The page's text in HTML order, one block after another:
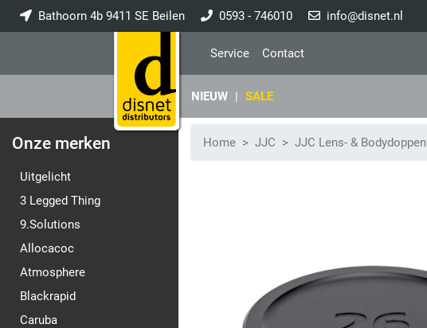
Bathoorn 4b 9411 SE Beilen 0593 - 746010 info@disnet.nl
Service Contact
NIEUW | SALE
Onze merken
Uitgelicht
3 Legged Thing
9.Solutions
Allocacoc
Atmosphere
Blackrapid
Caruba
Home JJC JJC Lens- & Bodydoppen